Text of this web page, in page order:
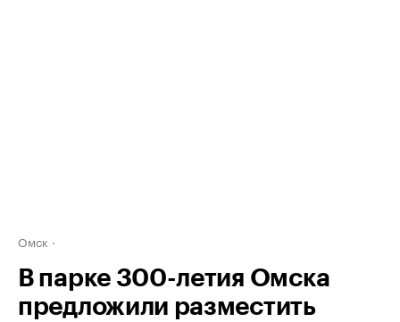
Омск
В парке 300-летия Омска
предложили разместить